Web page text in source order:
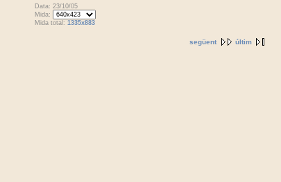
Data: 23/10/05
Mida:
Mida total: 1335x883
següent últim